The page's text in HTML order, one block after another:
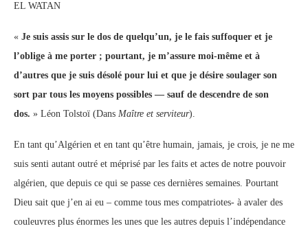
EL WATAN
« Je suis assis sur le dos de quelqu’un, je le fais suffoquer et je
l’oblige à me porter ; pourtant, je m’assure moi-même et à
d’autres que je suis désolé pour lui et que je désire soulager son
sort par tous les moyens possibles — sauf de descendre de son
dos. » Léon Tolstoï (Dans Maître et serviteur).
En tant qu’Algérien et en tant qu’être humain, jamais, je crois, je ne me
suis senti autant outré et méprisé par les faits et actes de notre pouvoir
algérien, que depuis ce qui se passe ces dernières semaines. Pourtant
Dieu sait que j’en ai eu – comme tous mes compatriotes- à avaler des
couleuvres plus énormes les unes que les autres depuis l’indépendance